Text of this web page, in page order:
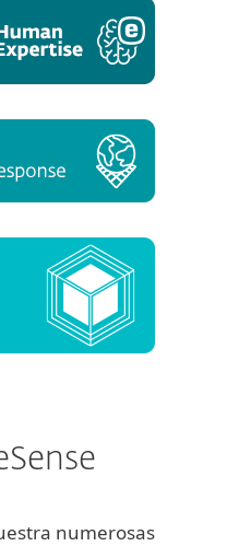
numerosas